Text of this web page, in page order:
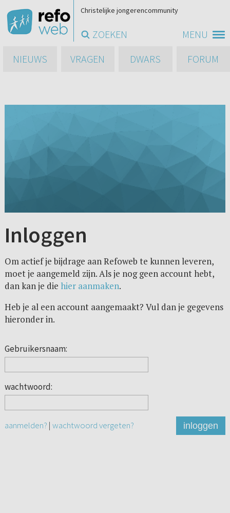
MENU
Christelijke jongerencommunity
ZOEKEN
NIEUWS
VRAGEN DWARS FORUM
Inloggen
Om actief je bijdrage aan Refoweb te kunnen leveren,
moet je aangemeld zijn. Als je nog geen account hebt,
dan kan je die hier aanmaken.
Heb je al een account aangemaakt? Vul dan je gegevens
hieronder in.
Gebruikersnaam:
wachtwoord:
aanmelden? | wachtwoord vergeten? inloggen